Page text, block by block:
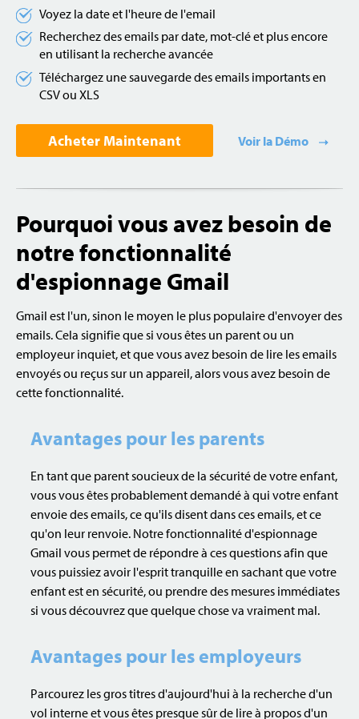
Voyez la date et l'heure de l'email
Recherchez des emails par date, mot-clé et plus encore
en utilisant la recherche avancée
Téléchargez une sauvegarde des emails importants en
CSV ou XLS
Acheter Maintenant Voir la Démo
Pourquoi vous avez besoin de
notre fonctionnalité
d'espionnage Gmail
Gmail est l'un, sinon le moyen le plus populaire d'envoyer des
emails. Cela signifie que si vous êtes un parent ou un
employeur inquiet, et que vous avez besoin de lire les emails
envoyés ou reçus sur un appareil, alors vous avez besoin de
cette fonctionnalité.
Avantages pour les parents
En tant que parent soucieux de la sécurité de votre enfant,
vous vous êtes probablement demandé à qui votre enfant
envoie des emails, ce qu'ils disent dans ces emails, et ce
qu'on leur renvoie. Notre fonctionnalité d'espionnage
Gmail vous permet de répondre à ces questions afin que
vous puissiez avoir l'esprit tranquille en sachant que votre
enfant est en sécurité, ou prendre des mesures immédiates
si vous découvrez que quelque chose va vraiment mal.
Avantages pour les employeurs
Parcourez les gros titres d'aujourd'hui à la recherche d'un
vol interne et vous êtes presque sûr de lire à propos d'un